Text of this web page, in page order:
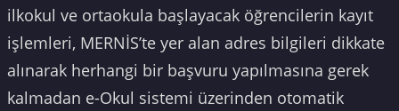
ilkokul ve ortaokula başlayacak öğrencilerin kayıt
işlemleri, MERNİS’te yer alan adres bilgileri dikkate
alınarak herhangi bir başvuru yapılmasına gerek
kalmadan e-Okul sistemi üzerinden otomatik